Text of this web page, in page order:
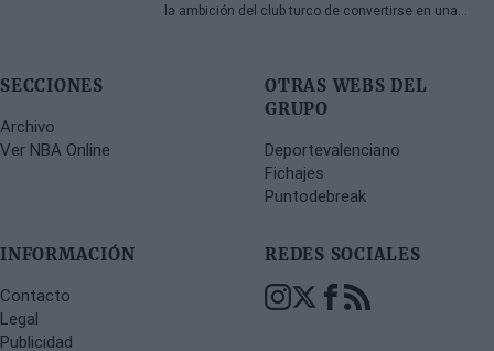
la ambición del club turco de convertirse en una
renovación de Dusan Alimpijevic hasta 2028 y los
planes para competir en la élite europea.
SECCIONES
Archivo
Ver NBA Online
OTRAS WEBS DEL
GRUPO
Deportevalenciano
Fichajes
Puntodebreak
INFORMACIÓN
Contacto
Legal
Publicidad
REDES SOCIALES